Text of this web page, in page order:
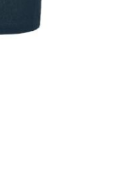
- Hvaltorvet
10-20